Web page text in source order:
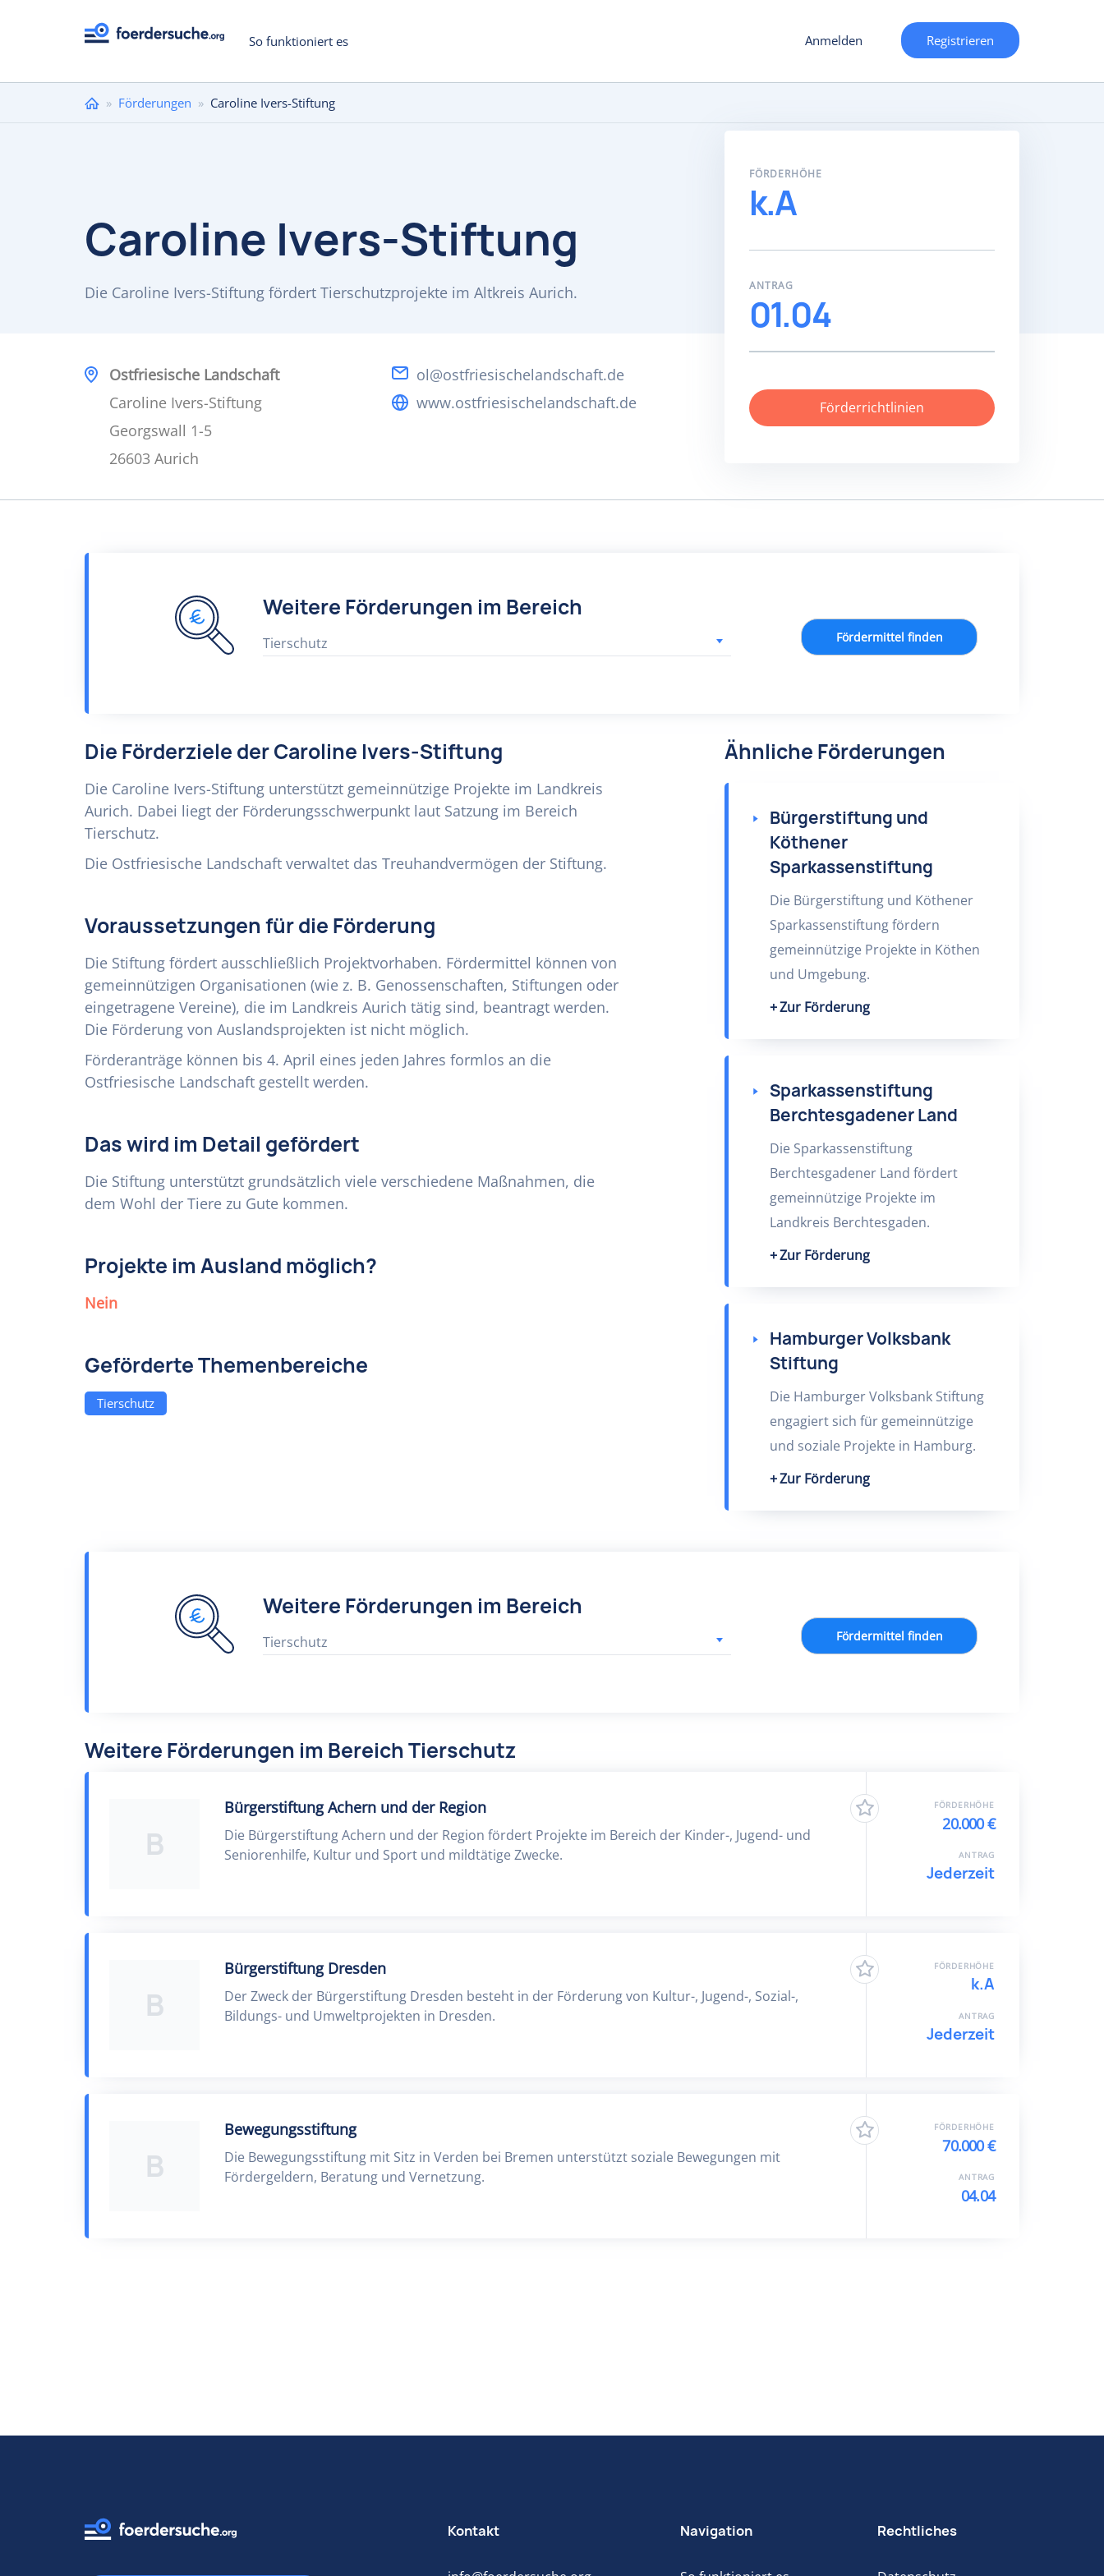
So funktioniert es Anmelden Registrieren
Sie
» Förderungen » Caroline Ivers-Stiftung
Caroline Ivers-Stiftung
Die Caroline Ivers-Stiftung fördert Tierschutzprojekte im Altkreis Aurich.
Ostfriesische Landschaft
Caroline Ivers-Stiftung
Georgswall 1-5
26603 Aurich
ol@ostfriesischelandschaft.de
www.ostfriesischelandschaft.de
FÖRDERHÖHE
k.A
ANTRAG
01.04
Förderrichtlinien
Weitere Förderungen im Bereich
Tierschutz Fördermittel finden
Die Förderziele der Caroline Ivers-Stiftung
Die Caroline Ivers-Stiftung unterstützt gemeinnützige Projekte im Landkreis
Aurich. Dabei liegt der Förderungsschwerpunkt laut Satzung im Bereich
Tierschutz.
Die Ostfriesische Landschaft verwaltet das Treuhandvermögen der Stiftung.
Voraussetzungen für die Förderung
Die Stiftung fördert ausschließlich Projektvorhaben. Fördermittel können von
gemeinnützigen Organisationen (wie z. B. Genossenschaften, Stiftungen oder
eingetragene Vereine), die im Landkreis Aurich tätig sind, beantragt werden.
Die Förderung von Auslandsprojekten ist nicht möglich.
Förderanträge können bis 4. April eines jeden Jahres formlos an die
Ostfriesische Landschaft gestellt werden.
Das wird im Detail gefördert
Die Stiftung unterstützt grundsätzlich viele verschiedene Maßnahmen, die
dem Wohl der Tiere zu Gute kommen.
Projekte im Ausland möglich?
Nein
Geförderte Themenbereiche
Tierschutz
Ähnliche Förderungen
Bürgerstiftung und
Köthener
Sparkassenstiftung
Die Bürgerstiftung und Köthener
Sparkassenstiftung fördern
gemeinnützige Projekte in Köthen
und Umgebung.
Zur Förderung
Sparkassenstiftung
Berchtesgadener Land
Die Sparkassenstiftung
Berchtesgadener Land fördert
gemeinnützige Projekte im
Landkreis Berchtesgaden.
Zur Förderung
Hamburger Volksbank
Stiftung
Die Hamburger Volksbank Stiftung
engagiert sich für gemeinnützige
und soziale Projekte in Hamburg.
Zur Förderung
Weitere Förderungen im Bereich
Tierschutz Fördermittel finden
Weitere Förderungen im Bereich Tierschutz
B
Bürgerstiftung Achern und der Region
Die Bürgerstiftung Achern und der Region fördert Projekte im Bereich der Kinder-, Jugend- und
Seniorenhilfe, Kultur und Sport und mildtätige Zwecke.
FÖRDERHÖHE
20.000 €
ANTRAG
Jederzeit
B
Bürgerstiftung Dresden
Der Zweck der Bürgerstiftung Dresden besteht in der Förderung von Kultur-, Jugend-, Sozial-,
Bildungs- und Umweltprojekten in Dresden.
FÖRDERHÖHE
k.A
ANTRAG
Jederzeit
B
Bewegungsstiftung
Die Bewegungsstiftung mit Sitz in Verden bei Bremen unterstützt soziale Bewegungen mit
Fördergeldern, Beratung und Vernetzung.
FÖRDERHÖHE
70.000 €
ANTRAG
04.04
Kontakt Navigation Rechtliches